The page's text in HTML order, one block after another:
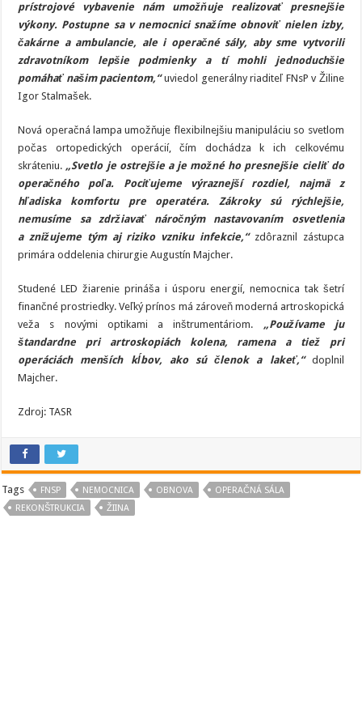
prístrojové vybavenie nám umožňuje realizovať presnejšie
výkony. Postupne sa v nemocnici snažíme obnoviť nielen izby,
čakárne a ambulancie, ale i operačné sály, aby sme vytvorili
zdravotníkom lepšie podmienky a tí mohli jednoduchšie
pomáhať našim pacientom,“uviedol generálny riaditeľ FNsP v Žiline
Igor Stalmašek.
Nová operačná lampa umožňuje flexibilnejšiu manipuláciu so svetlom
počas ortopedických operácií, čím dochádza k ich celkovému
skráteniu. „Svetlo je ostrejšie a je možné ho presnejšie cieliť do
operačného poľa. Pociťujeme výraznejší rozdiel, najmä z
hľadiska komfortu pre operatéra. Zákroky sú rýchlejšie,
nemusíme sa zdržiavať náročným nastavovaním osvetlenia
a znižujeme tým aj riziko vzniku infekcie,“zdôraznil zástupca
primára oddelenia chirurgie Augustín Majcher.
Studené LED žiarenie prináša i úsporu energií, nemocnica tak šetrí
finančné prostriedky. Veľký prínos má zároveň moderná artroskopická
veža s novými optikami a inštrumentáriom. „Používame ju
štandardne pri artroskopiách kolena, ramena a tiež pri
operáciách menších kĺbov, ako sú členok a lakeť,“doplnil
Majcher.
Zdroj: TASR
Tags FNSP NEMOCNICA OBNOVA
OPERAČNÁ SÁLA
REKONŠTRUKCIA
ŽIINA